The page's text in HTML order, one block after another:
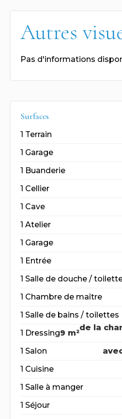
Autres
Pas d'informations
Surfaces
1 Terrain
1 Garage
1 Buanderie
1 Cellier
1 Cave
1 Atelier
1 Garage
1 Entrée
1 Salle de douche /
1 Chambre de maître
1 Salle de bains / toilettes
de la
1 Dressing9 m²
1 Salon
1 Cuisine
1 Salle à manger
1 Séjour